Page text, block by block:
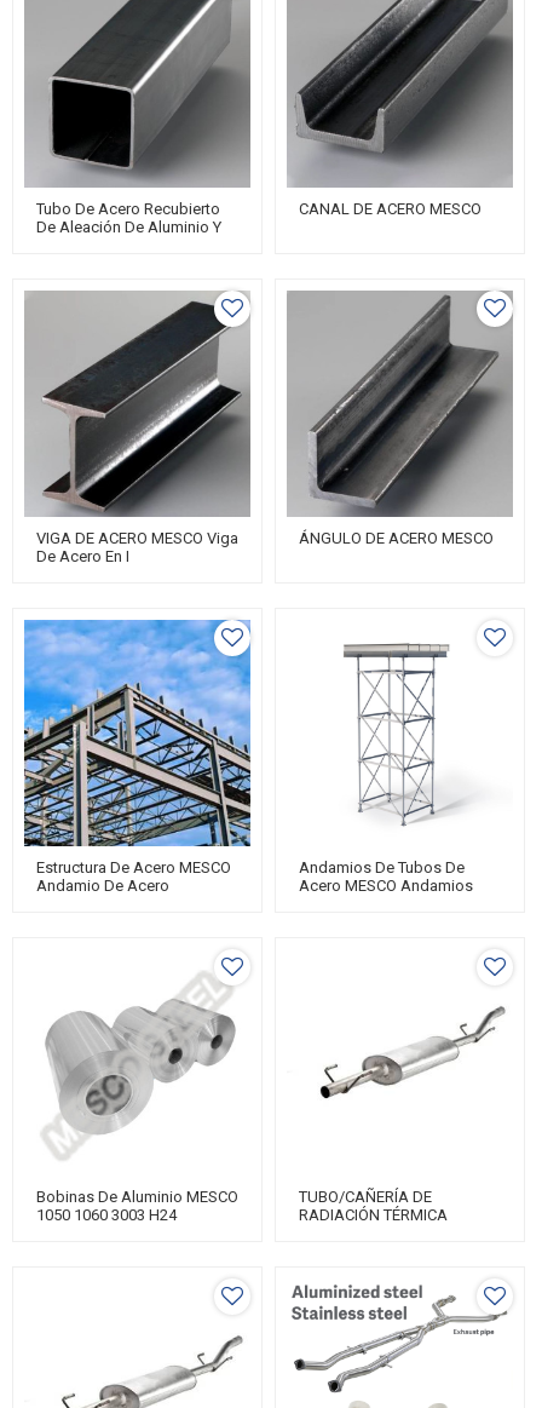
Tubo De Acero Recubierto
De Aleación De Aluminio Y
CANAL DE ACERO MESCO
VIGA DE ACERO MESCO Viga
De Acero En I
ÁNGULO DE ACERO MESCO
Estructura De Acero MESCO
Andamio De Acero
Andamios De Tubos De
Acero MESCO Andamios
Bobinas De Aluminio MESCO
1050 1060 3003 H24
TUBO/CAÑERÍA DE
RADIACIÓN TÉRMICA